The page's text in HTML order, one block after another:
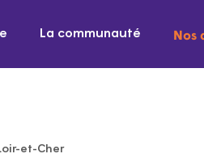
La communauté Nos
et-Cher